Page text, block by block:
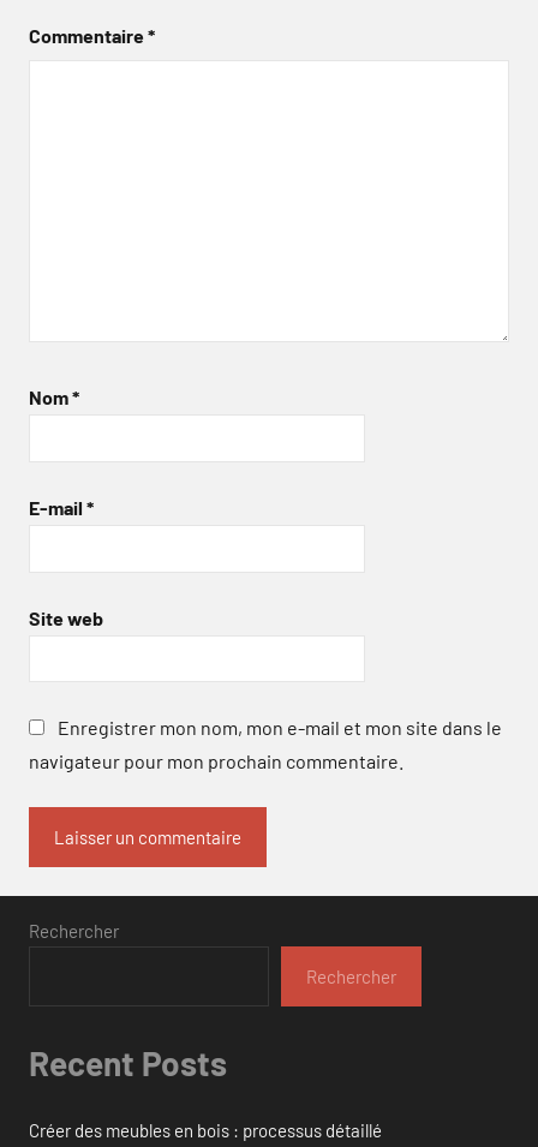
Commentaire*
Nom*
E-mail *
Site web
Enregistrer mon nom, mon e-mail et mon site dans le
navigateur pour mon prochain commentaire.
Rechercher
Rechercher
Recent Posts
Créer des meubles en bois : processus détaillé